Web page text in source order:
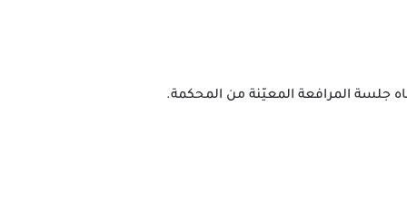
جلسة المرافعة المعيّنة من المحكمة.